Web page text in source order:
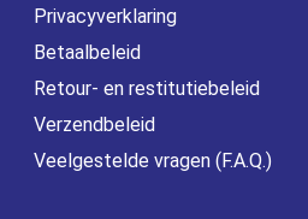
Privacyverklaring
Betaalbeleid
Retour- en restitutiebeleid
Verzendbeleid
Veelgestelde vragen (F.A.Q.)